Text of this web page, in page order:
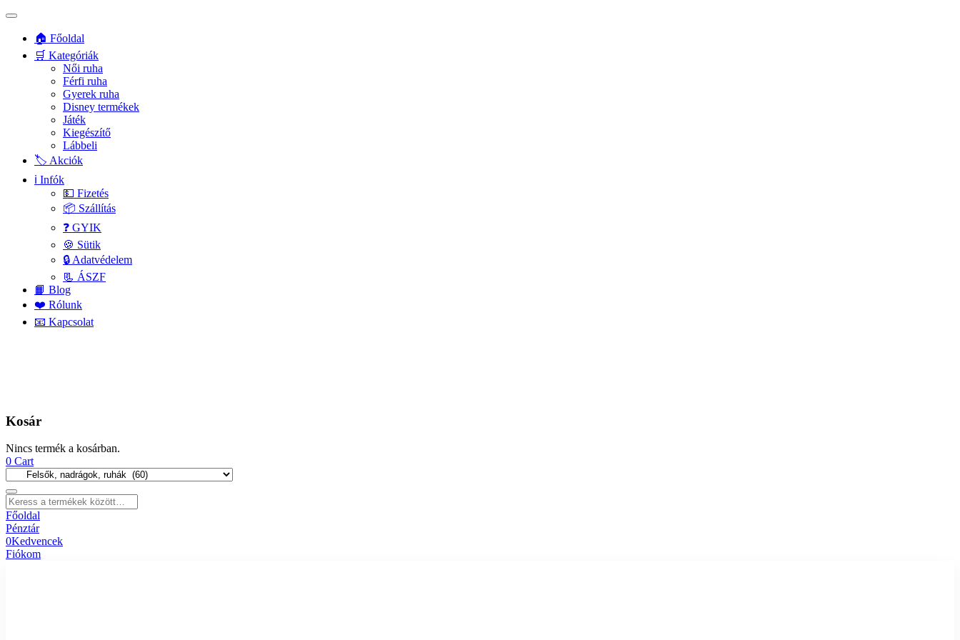
🏠 Főoldal
🛒 Kategóriák
Női ruha
Férfi ruha
Gyerek ruha
Disney termékek
Játék
Kiegészítő
Lábbeli
🏷️ Akciók
ℹ️ Infók
💵 Fizetés
📦 Szállítás
❓ GYIK
🍪 Sütik
🔒 Adatvédelem
📃 ÁSZF
📙 Blog
❤️ Rólunk
📧 Kapcsolat
Kosár
Nincs termék a kosárban.
0 Cart
Főoldal
Pénztár
0Kedvencek
Fiókom